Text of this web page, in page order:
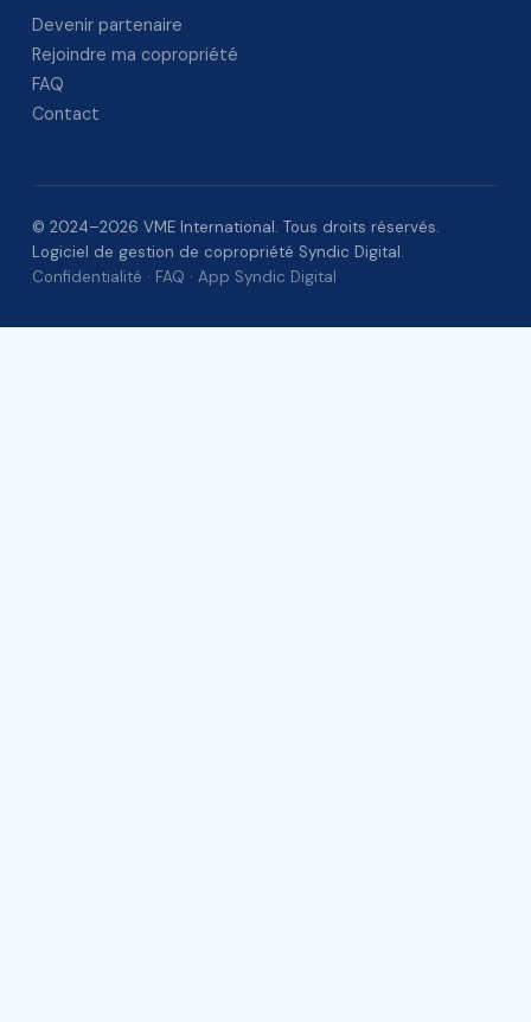
Devenir partenaire
Rejoindre ma copropriété
FAQ
Contact
© 2024–2026 VME International. Tous droits réservés.
Logiciel de gestion de copropriété Syndic Digital.
Confidentialité · FAQ · App Syndic Digital